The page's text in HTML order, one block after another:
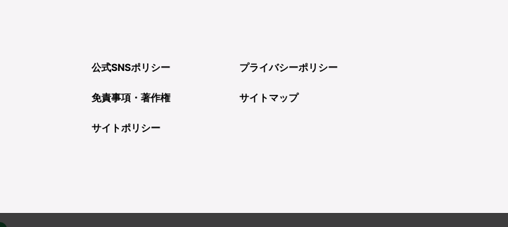
公式SNSポリシー プライバシーポリシー
免責事項・著作権 サイトマップ
サイトポリシー